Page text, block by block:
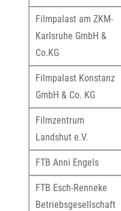
Filmpalast am ZKM-
Karlsruhe GmbH &
Co.KG
Filmpalast Konstanz
GmbH & Co. KG
Filmzentrum
Landshut e.V.
FTB Anni Engels
FTB Esch-Renneke
Betriebsgesellschaft